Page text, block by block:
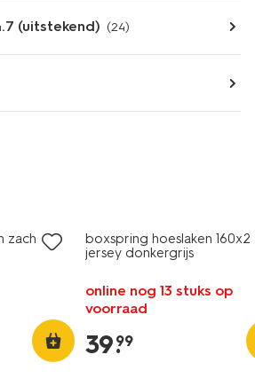
(uitstekend) (24)
zacht
boxspring hoeslaken
jersey donkergrijs
online nog 13 stuks op
voorraad
39.
99